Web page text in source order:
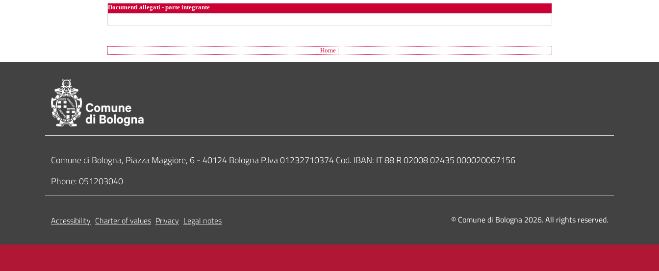
Documenti allegati - parte integrante
| Home |
Footer of Comune di Bologna
Contacts
Comune di Bologna, Piazza Maggiore, 6 - 40124 Bologna P.Iva 01232710374 Cod. IBAN: IT 88 R 02008 02435 000020067156
Phone:051203040
Accessibility Charter of values Privacy Legal notes © Comune di Bologna 2026. All rights reserved.